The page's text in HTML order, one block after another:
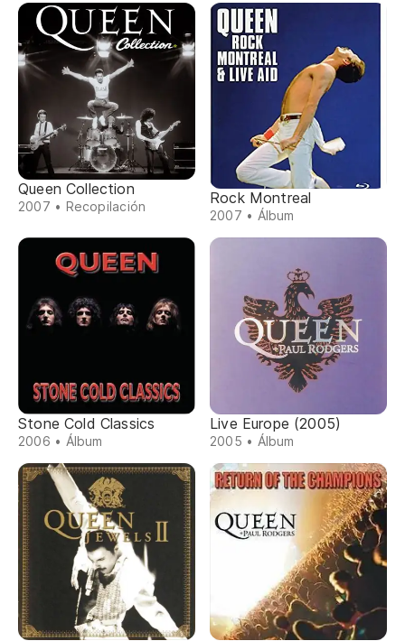
Queen Collection
2007 • Recopilación Rock Montreal
2007 • Álbum
Stone Cold Classics
2006 • Álbum
Live Europe (2005)
2005 • Álbum